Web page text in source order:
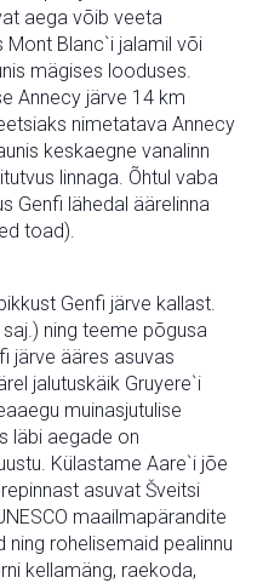
aega võib veeta
Mont Blanc`i jalamil või
mägises looduses.
Annecy järve 14 km
nimetatava Annecy
keskaegne vanalinn
linnaga. Õhtul vaba
Genfi lähedal äärelinna
toad).
Genfi järve kallast.
ning teeme põgusa
järve ääres asuvas
jalutuskäik Gruyere`i
muinasjutulise
läbi aegade on
Külastame Aare`i jõe
asuvat Šveitsi
maailmapärandite
ning rohelisemaid pealinnu
kellamäng, raekoda,